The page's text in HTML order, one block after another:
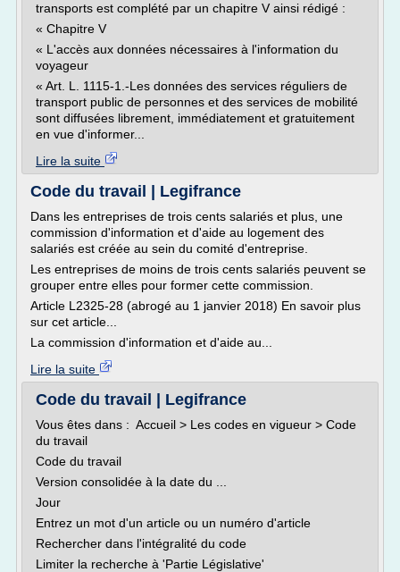
transports est complété par un chapitre V ainsi rédigé :
« Chapitre V
« L'accès aux données nécessaires à l'information du
voyageur
« Art. L. 1115-1.-Les données des services réguliers de
transport public de personnes et des services de mobilité
sont diffusées librement, immédiatement et gratuitement
en vue d'informer...
Lire la suite
Code du travail | Legifrance
Dans les entreprises de trois cents salariés et plus, une
commission d'information et d'aide au logement des
salariés est créée au sein du comité d'entreprise.
Les entreprises de moins de trois cents salariés peuvent se
grouper entre elles pour former cette commission.
Article L2325-28 (abrogé au 1 janvier 2018) En savoir plus
sur cet article...
La commission d'information et d'aide au...
Lire la suite
Code du travail | Legifrance
Vous êtes dans : Accueil > Les codes en vigueur > Code
du travail
Code du travail
Version consolidée à la date du ...
Jour
Entrez un mot d'un article ou un numéro d'article
Rechercher dans l'intégralité du code
Limiter la recherche à 'Partie Législative'